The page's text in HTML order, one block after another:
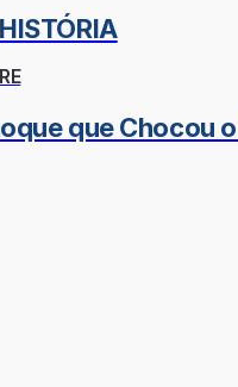
que Chocou